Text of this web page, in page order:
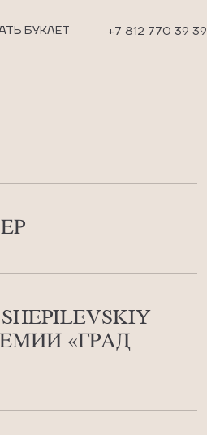
БУКЛЕТ +7 812 770 39 39
«ГРАД